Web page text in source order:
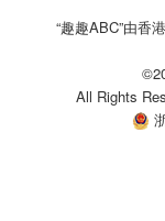
“趣趣ABC”由香
All Rights